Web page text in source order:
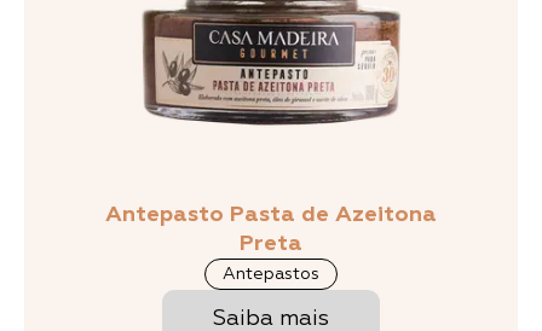
Antepasto Pasta de Azeitona
Preta
Antepastos
Saiba mais